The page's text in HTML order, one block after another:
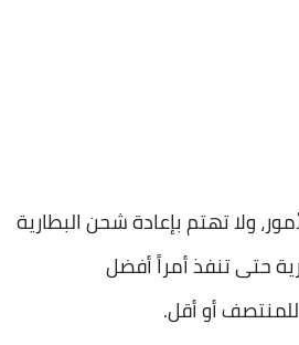
ولا تهتم بإعادة شحن البطارية
أو أقل.